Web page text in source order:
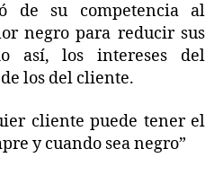
de su competencia al
negro para reducir sus
así, los intereses del
los del cliente.
cliente puede tener el
y cuando sea negro”